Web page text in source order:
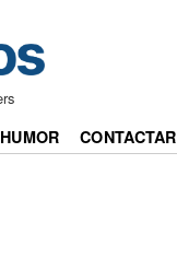
HUMOR CONTACTAR